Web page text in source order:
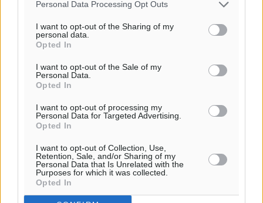
Personal Data Processing Opt Outs
I want to opt-out of the Sharing of my
personal data.
Opted In
I want to opt-out of the Sale of my
Personal Data.
Opted In
I want to opt-out of processing my
Personal Data for Targeted Advertising.
Opted In
I want to opt-out of Collection, Use,
Retention, Sale, and/or Sharing of my
Personal Data that Is Unrelated with the
Purposes for which it was collected.
Opted In
Ροή ειδήσεων
Τριήμερο εξόδου: Πάνω από 129.000 επιβάτες
αναχωρούν από Πειραιά, Ραφήνα και Λαύριο
Ειδήσεις• πριν 13 ώρες